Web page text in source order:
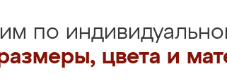
по
цвета и